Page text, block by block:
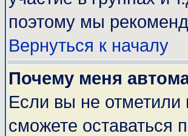
поэтому мы
Вернуться к началу
Почему меня
Если вы не отметили
сможете оставаться